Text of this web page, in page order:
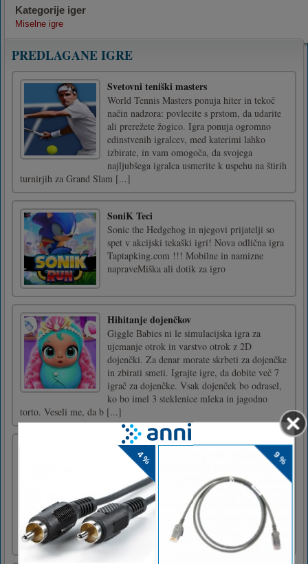
Kategorije iger
Miselne igre
PREDLAGANE IGRE
Svetovni teniški masters
World Tennis Masters ponuja hiter in tekoč
način nadzora: povlecite s prstom, da udarite
ali prerežete žogico. Igra ponuja ogromno
edinstvenih igralcev, med katerimi lahko
izbirate, in vam omogoča, da svojega
najljubšega igralca usmerite k uspehu na štirih
turnirjih za Grand Slam [...]
SoniK Teci
Sonic the Hedgehog in njegovi prijatelji so
spet v akcijski tekaški igri! Nova odlična igra
Taptapking.com !!! Mobilne in namizne
napraveMiška ali dotik za igro
Hihitanje dojenčkov
Giggle Babies ni le simulacijska igra za
ujemanje otrok in varstvo otrok z 2D
dojenčki. Za denar morate skrbeti za dojenčke
in zbirati smeti. Igrajte igre, da dobite več 7
igrač za dojenčke. Vsak dojenček bo odrasel,
ko bo imel 3 steklenice mleka in jagodno
torto. Veseli me, da b [...]
Bakery Stack: kuharske igre
Bakery Stack: Cooking Games je zabavna
priložnostna arkadna igra. Ste višji pek. Da bi
vsi jedli sladek kruh, ves čas delate torte. Za
izdelavo torte morate zbrati vse
elemente.Računalnik z miško kliknite ali
povlecite za predvajanje Mobilni in tablični
računalnik Tapnite in podr [...]